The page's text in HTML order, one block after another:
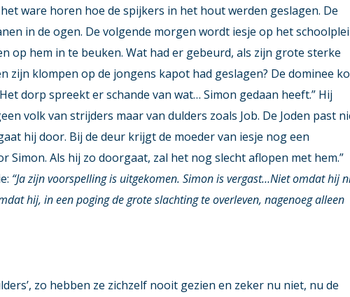
ware horen hoe de spijkers in het hout werden geslagen. De
in de ogen. De volgende morgen wordt iesje op het
op hem in te beuken. Wat had er gebeurd, als zijn grote sterke
zijn klompen op de jongens kapot had geslagen? De dominee
dorp spreekt er schande van wat… Simon gedaan heeft.” Hij
volk van strijders maar van dulders zoals Job. De Joden past
hij door. Bij de deur krijgt de moeder van iesje nog een
Simon. Als hij zo doorgaat, zal het nog slecht aflopen met hem.”
“Ja zijn voorspelling is uitgekomen. Simon is vergast…Niet omdat hij
hij, in een poging de grote slachting te overleven, nagenoeg alleen
zo hebben ze zichzelf nooit gezien en zeker nu niet, nu de